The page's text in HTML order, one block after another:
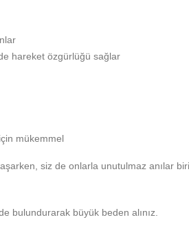
hareket özgürlüğü sağlar
mükemmel
siz de onlarla unutulmaz
bulundurarak büyük beden alınız.